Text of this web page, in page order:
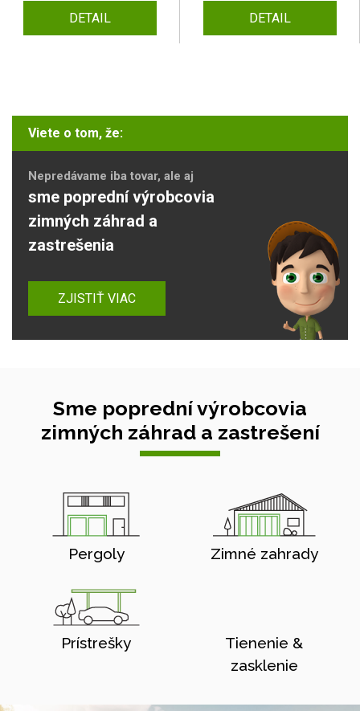
DETAIL DETAIL
Viete o tom, že:
Nepredávame iba tovar, ale aj
sme poprední výrobcovia
zimných záhrad a
zastrešenia
ZJISTIŤ VIAC
Sme poprední výrobcovia
zimných záhrad a zastrešení
Pergoly Zimné zahrady
Prístrešky
Tienenie &
zasklenie